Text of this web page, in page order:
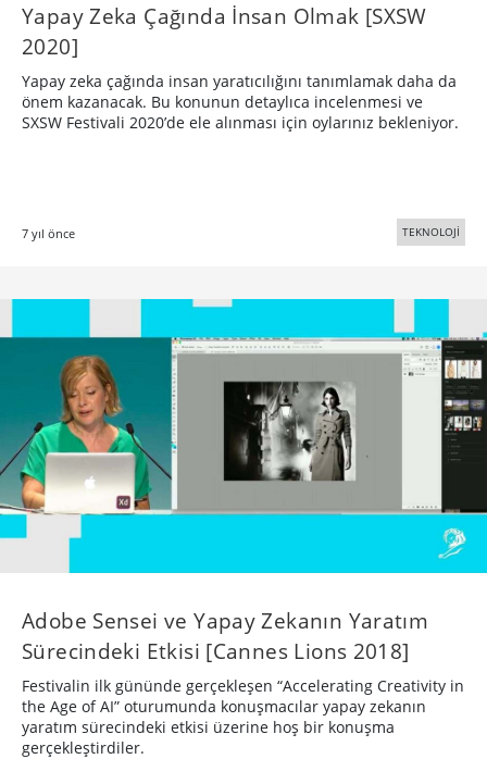
Yapay Zeka Çağında İnsan Olmak [SXSW
2020]
Yapay zeka çağında insan yaratıcılığını tanımlamak daha da
önem kazanacak. Bu konunun detaylıca incelenmesi ve
SXSW Festivali 2020’de ele alınması için oylarınız bekleniyor.
7 yıl önce TEKNOLOJİ
Adobe Sensei ve Yapay Zekanın Yaratım
Sürecindeki Etkisi [Cannes Lions 2018]
Festivalin ilk gününde gerçekleşen “Accelerating Creativity in
the Age of AI” oturumunda konuşmacılar yapay zekanın
yaratım sürecindeki etkisi üzerine hoş bir konuşma
gerçekleştirdiler.